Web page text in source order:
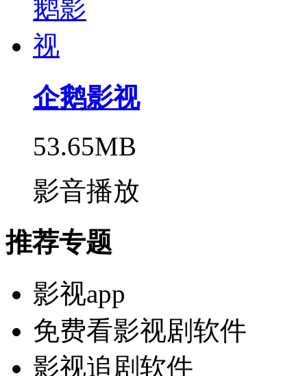
企鹅影视
53.65MB
影音播放
推荐专题
影视app
免费看影视剧软件
影视追剧软件